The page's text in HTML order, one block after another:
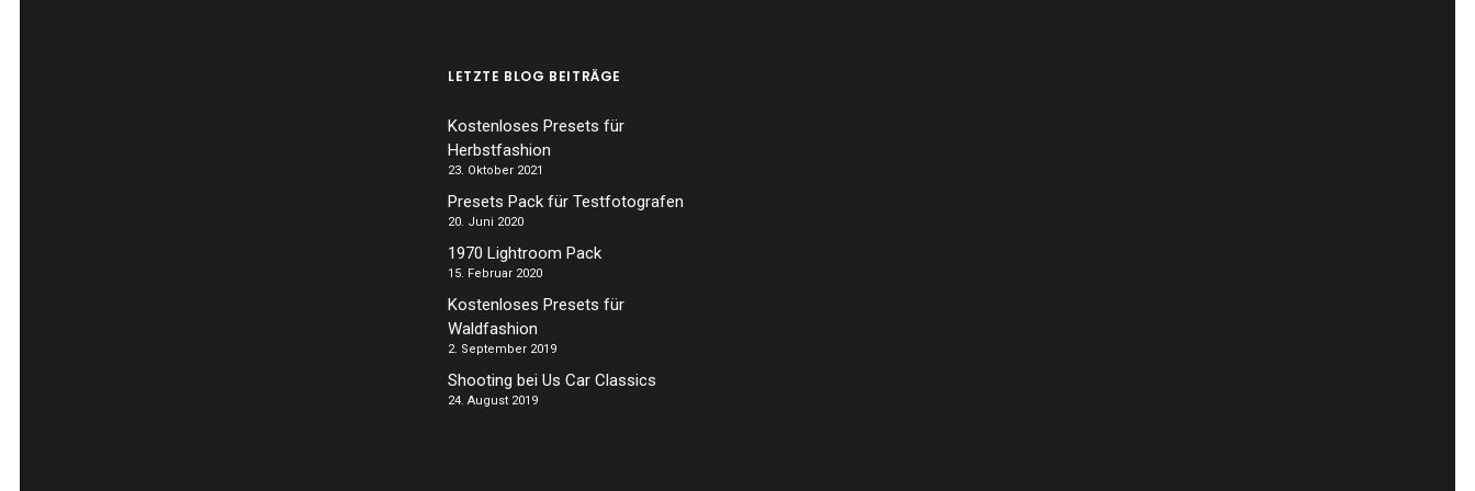
LETZTE BLOG BEITRÄGE
Kostenloses Presets für
Herbstfashion
23. Oktober 2021
Presets Pack für Testfotografen
20. Juni 2020
1970 Lightroom Pack
15. Februar 2020
Kostenloses Presets für
Waldfashion
2. September 2019
Shooting bei Us Car Classics
24. August 2019